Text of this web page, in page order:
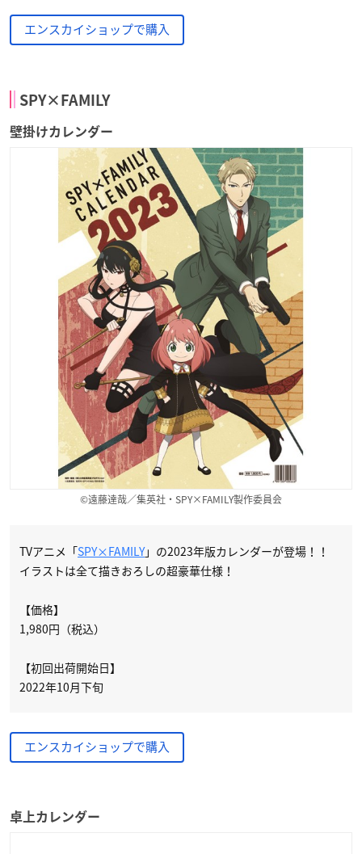
エンスカイショップで購入
SPY×FAMILY
壁掛けカレンダー
©遠藤達哉／集英社・SPY×FAMILY製作委員会
TVアニメ「SPY×FAMILY」の2023年版カレンダーが登場！！
イラストは全て描きおろしの超豪華仕様！
【価格】
1,980円（税込）
【初回出荷開始日】
2022年10月下旬
エンスカイショップで購入
卓上カレンダー